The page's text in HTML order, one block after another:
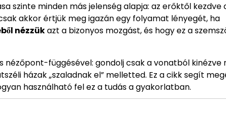
szinte minden más jelenség alapja: az erőktől kezdve
akkor értjük meg igazán egy folyamat lényegét, ha
nézzükazt a bizonyos mozgást, és hogy ez a
függésével: gondolj csak a vonatból kinézve
házak „szaladnak el” melletted. Ez a cikk segít
használható fel ez a tudás a gyakorlatban.